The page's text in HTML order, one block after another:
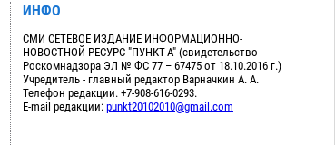
ИНФО
СМИ СЕТЕВОЕ ИЗДАНИЕ ИНФОРМАЦИОННО-
НОВОСТНОЙ РЕСУРС "ПУНКТ-А" (свидетельство
Роскомнадзора ЭЛ № ФС 77 – 67475 от 18.10.2016 г.)
Учредитель - главный редактор Варначкин А. А.
Телефон редакции. +7-908-616-0293.
E-mail редакции: punkt20102010@gmail.com